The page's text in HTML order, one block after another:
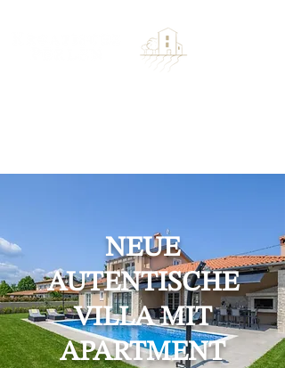
NEUE
AUTENTISCHE
VILLA MIT
APARTMENT